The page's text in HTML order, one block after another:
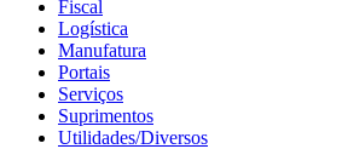
Fiscal
Logística
Manufatura
Portais
Serviços
Suprimentos
Utilidades/Diversos